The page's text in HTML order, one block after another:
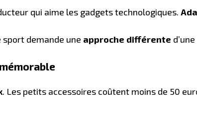
qui aime les gadgets technologiques.
demande une approche différente
. Les petits accessoires coûtent moins de 50